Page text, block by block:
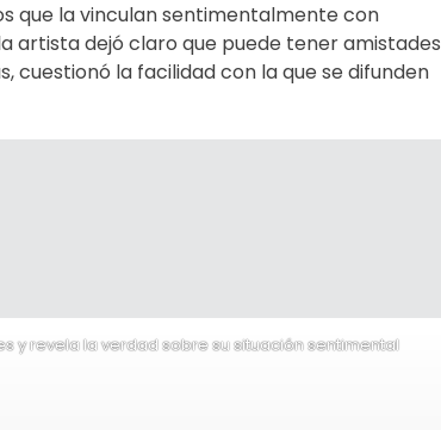
que la vinculan sentimentalmente con
artista dejó claro que puede tener amistades
cuestionó la facilidad con la que se difunden
y revela la verdad sobre su situación sentimental